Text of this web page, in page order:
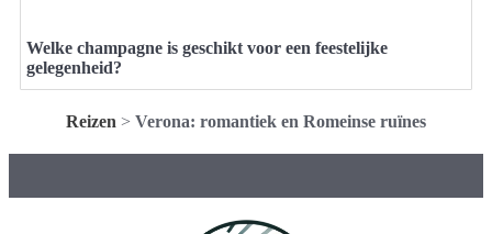
Welke champagne is geschikt voor een feestelijke
gelegenheid?
Reizen > Verona: romantiek en Romeinse ruïnes